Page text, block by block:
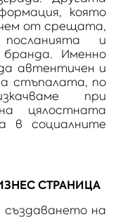
която
от срещата,
и
Именно
автентичен и
стъпалата, по
при
цялостната
в социалните
СТРАНИЦА
на